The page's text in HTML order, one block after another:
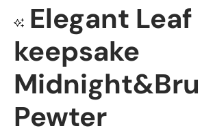
Elegant Leaf
keepsake
Midnight&Bru
Pewter